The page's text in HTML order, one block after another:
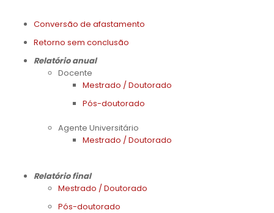
Conversão de afastamento
Retorno sem conclusão
Relatório anual
Docente
Mestrado / Doutorado
Pós-doutorado
Agente Universitário
Mestrado / Doutorado
Relatório final
Mestrado / Doutorado
Pós-doutorado